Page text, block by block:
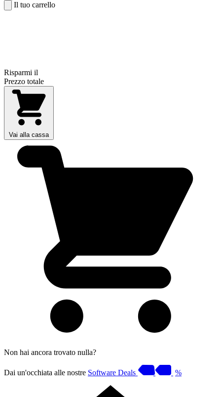
Il tuo carrello
Risparmi il
Prezzo totale
Vai alla cassa
Non hai ancora trovato nulla?
Dai un'occhiata alle nostre Software Deals %